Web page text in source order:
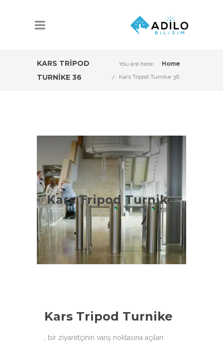
KARS TRIPOD
TURNIKE 36
You are here:
Home
Kars Tripod Turnike 36
Kars Tripod Turnike
Kars Tripod Turnike
Çeşitleri
Kars Tripod Turnike Sistemleri
konusunda Adilo Bilişim olarak
aşağıdaki ürün çeşitleri ile
hizmetinizdeyiz.
Kars Tripod Turnike
, bir ziyaretçinin varış noktasına açılan